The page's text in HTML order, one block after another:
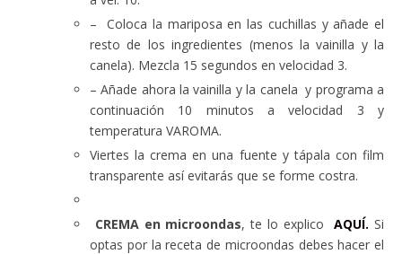
– Coloca la mariposa en las cuchillas y añade el
resto de los ingredientes (menos la vainilla y la
canela). Mezcla 15 segundos en velocidad 3.
– Añade ahora la vainilla y la canela y programa a
continuación 10 minutos a velocidad 3 y
temperatura VAROMA.
Viertes la crema en una fuente y tápala con film
transparente así evitarás que se forme costra.
CREMA en microondas, te lo explico AQUÍ. Si
optas por la receta de microondas debes hacer el